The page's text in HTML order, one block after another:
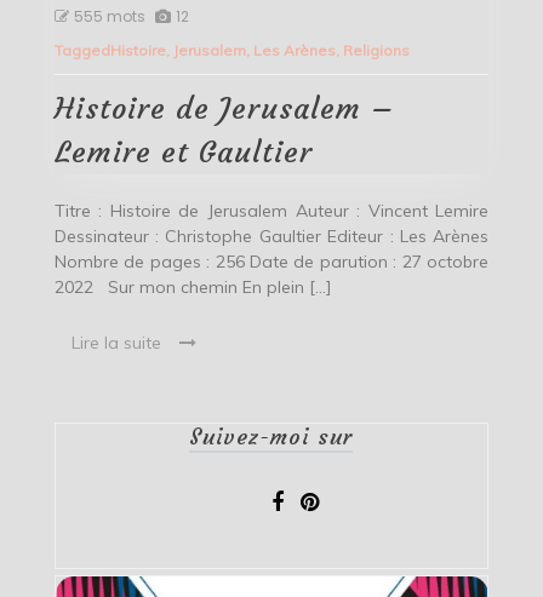
Jerusalem
555 mots 12
TaggedHistoire, Jerusalem, Les Arènes Religions
Histoire de Jerusalem –
Lemire et Gaultier
Titre : Histoire de Jerusalem Auteur : Vincent Lemire
Dessinateur : Christophe Gaultier Editeur : Les Arènes
Nombre de pages : 256 Date de parution : 27 octobre
2022 Sur mon chemin En plein […]
Lire la suite
Suivez-moi sur